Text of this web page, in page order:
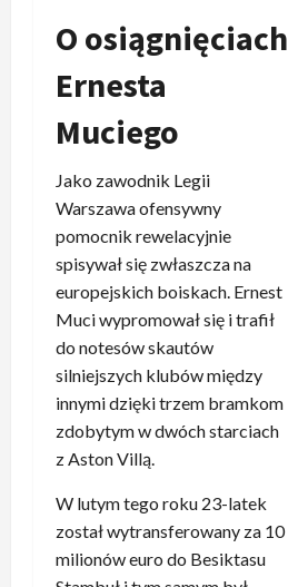
O osiągnięciach
Ernesta
Muciego
Jako zawodnik Legii
Warszawa ofensywny
pomocnik rewelacyjnie
spisywał się zwłaszcza na
europejskich boiskach. Ernest
Muci wypromował się i trafił
do notesów skautów
silniejszych klubów między
innymi dzięki trzem bramkom
zdobytym w dwóch starciach
z Aston Villą.
W lutym tego roku 23-latek
został wytransferowany za 10
milionów euro do Besiktasu